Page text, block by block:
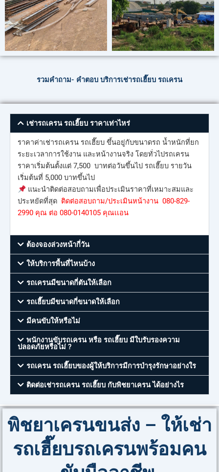
รวมคำถาม- คำตอบ บริการเช่ารถเฮี๊ยบ รถเครน
เช่ารถเครน รถเฮี๊ยบ ราคาเท่าไหร่
ราคาค่าเช่ารถเครน รถเฮี๊ยบ ขึ้นอยู่กับขนาดรถ น้ำหนักที่ยก
ระยะเวลาการใช้งาน และหน้างานจริง โดยทั่วไปรถเครน
ราคาเริ่มต้นตั้งแต่ 7,500 บาทต่อวันขึ้นไป รถเฮี๊ยบ รายวัน
เริ่มต้นที่ 5,000 บาทขึ้นไป
แนะนำติดต่อสอบถามเพื่อประเมินราคาที่เหมาะสมและ
ประหยัดที่สุด ติดต่อสอบถาม/ประเมินหน้างาน 080-829-
2990 คุณ ต่อ 080-0140105 คุณเเอน
ต้องจองล่วงหน้ากี่วัน
ให้บริการพื้นที่ไหนบ้าง
รถเครนมีขนาดกี่ตันให้เลือก
รถเฮี๊ยบมีขนาดกี่ขนาดให้เลือก
มีคนขับให้หรือไม่
พนักงานขับรถเครน หรือ รถเฮี๊ยบ มีใบรับรองความ
ปลอดภัยหรือไม่ ?
รถเครน รถเฮี๊ยบของผู้ให้บริการมีการบำรุงรักษาอย่างใร
ติดต่อเช่ารถเครน รถเฮี๊ยบ กับพิชยาเครน ได้อย่างไร
พิชยาเครนขนส่ง – ให้เช่า
รถเฮี๊ยบรถเครนพร้อมคน